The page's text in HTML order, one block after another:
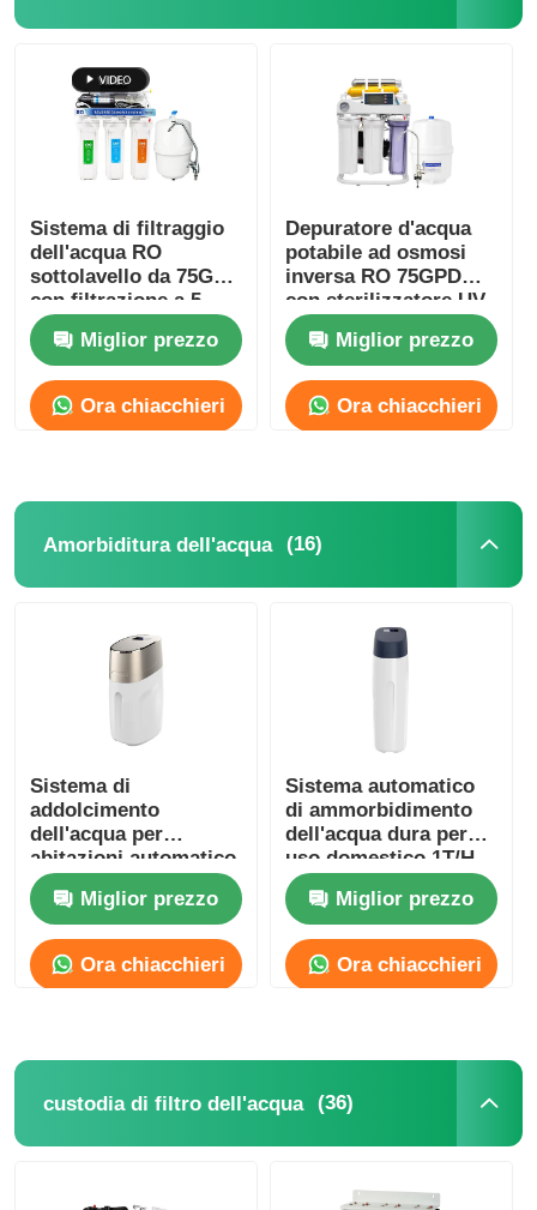
Elettrovalvola
manometro
Contatore di flusso
Staffa RO
Sistema di filtraggio
dell'acqua RO
sottolavello da 75GPD
con filtrazione a 5
stadi e rubinetto in
acciaio inossidabile
304
Miglior prezzo
Ora chiacchieri
Depuratore d'acqua
potabile ad osmosi
inversa RO 75GPD
con sterilizzatore UV
e remineralizzazione
Miglior prezzo
Ora chiacchieri
Amorbiditura dell'acqua (16)
Sistema di
addolcimento
dell'acqua per
abitazioni automatico
Miglior prezzo
Ora chiacchieri
Sistema automatico
di ammorbidimento
dell'acqua dura per
uso domestico 1T/H
con serbatoio di
resinaMiglior prezzo
Ora chiacchieri
custodia di filtro dell'acqua (36)